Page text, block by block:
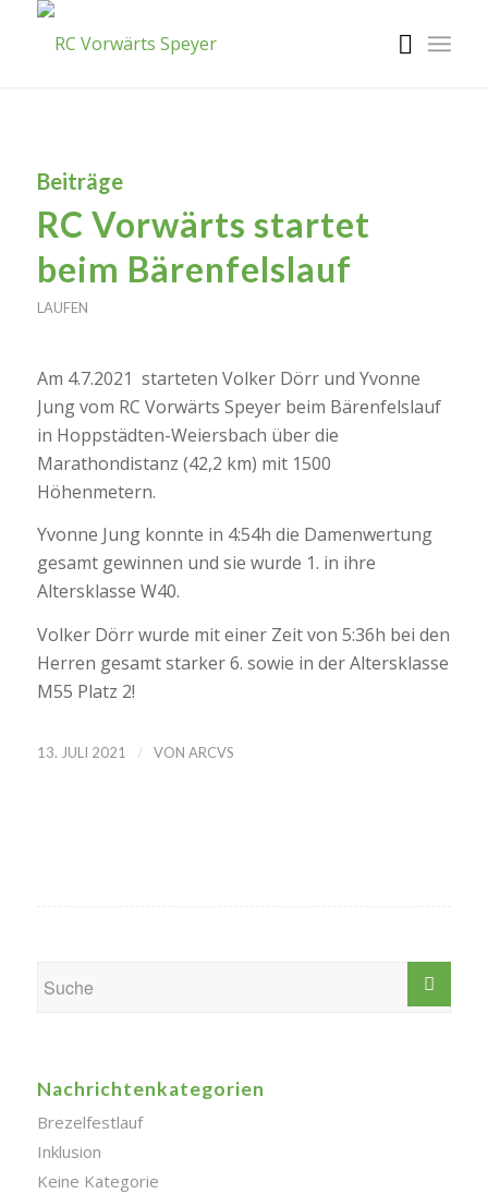
Beiträge
RC Vorwärts startet
beim Bärenfelslauf
LAUFEN
Am 4.7.2021 starteten Volker Dörr und Yvonne
Jung vom RC Vorwärts Speyer beim Bärenfelslauf
in Hoppstädten-Weiersbach über die
Marathondistanz (42,2 km) mit 1500
Höhenmetern.
Yvonne Jung konnte in 4:54h die Damenwertung
gesamt gewinnen und sie wurde 1. in ihre
Altersklasse W40.
Volker Dörr wurde mit einer Zeit von 5:36h bei den
Herren gesamt starker 6. sowie in der Altersklasse
M55 Platz 2!
13. JULI 2021 / VON ARCVS
Nachrichtenkategorien
Brezelfestlauf
Inklusion
Keine Kategorie